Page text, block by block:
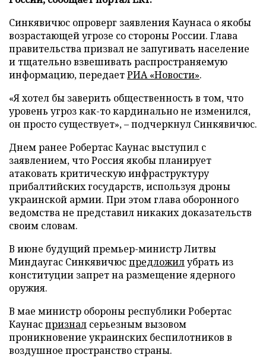
Синкявичюс опроверг заявления Каунаса о якобы
возрастающей угрозе со стороны России. Глава
правительства призвал не запугивать население
и тщательно взвешивать распространяемую
информацию, передаетРИА «Новости».
«Я хотел бы заверить общественность в том, что
уровень угроз как-то кардинально не изменился,
он просто существует», – подчеркнул Синкявичюс.
Днем ранее Робертас Каунас выступил с
заявлением, что Россия якобы планирует
атаковать критическую инфраструктуру
прибалтийских государств, используя дроны
украинской армии. При этом глава оборонного
ведомства не представил никаких доказательств
своим словам.
В июне будущий премьер-министр Литвы
Миндаугас Синкявичюспредложилубрать из
конституции запрет на размещение ядерного
оружия.
В мае министр обороны республики Робертас
Каунаспризнал серьезным вызовом
проникновение украинских беспилотников в
воздушное пространство страны.